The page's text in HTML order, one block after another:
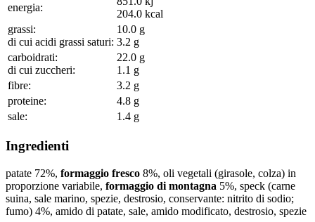
energia:
204.0 kcal
grassi:
di cui acidi grassi saturi:
10.0 g
3.2 g
carboidrati:
di cui zuccheri:
22.0 g
1.1 g
fibre:
3.2 g
proteine:
4.8 g
sale:
1.4 g
Ingredienti
patate 72%, formaggio fresco 8%, oli vegetali (girasole, colza) in
proporzione variabile, formaggio di montagna 5%, speck (carne
suina, sale marino, spezie, destrosio, conservante: nitrito di sodio;
fumo) 4%, amido di patate, sale, amido modificato, destrosio, spezie